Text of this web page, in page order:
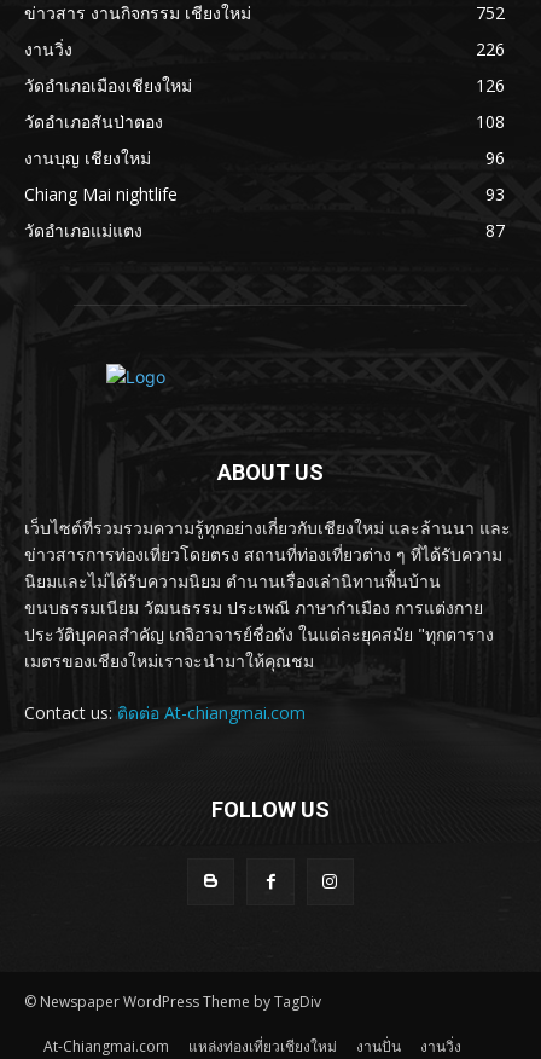
ข่าวสาร งานกิจกรรม เชียงใหม่
752
งานวิ่ง
226
วัดอำเภอเมืองเชียงใหม่
126
วัดอำเภอสันป่าตอง
108
งานบุญ เชียงใหม่
96
Chiang Mai nightlife
93
วัดอำเภอแม่แตง
87
ABOUT US
เว็บไซต์ที่รวมรวมความรู้ทุกอย่างเกี่ยวกับเชียงใหม่ และล้านนา และ
ข่าวสารการท่องเที่ยวโดยตรง สถานที่ท่องเที่ยวต่าง ๆ ที่ได้รับความ
นิยมและไม่ได้รับความนิยม ตำนานเรื่องเล่านิทานพื้นบ้าน
ขนบธรรมเนียม วัฒนธรรม ประเพณี ภาษากำเมือง การแต่งกาย
ประวัติบุคคลสำคัญ เกจิอาจารย์ชื่อดัง ในแต่ละยุคสมัย "ทุกตาราง
เมตรของเชียงใหม่เราจะนำมาให้คุณชม
Contact us: ติดต่อ At-chiangmai.com
FOLLOW US
© Newspaper WordPress Theme by TagDiv
At-Chiangmai.com แหล่งท่องเที่ยวเชียงใหม่ งานปั่น งานวิ่ง